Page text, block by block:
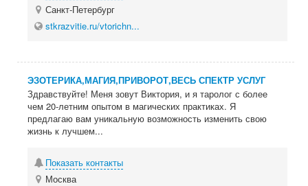
Санкт-Петербург
stkrazvitie.ru/vtorichn...
ЭЗОТЕРИКА,МАГИЯ,ПРИВОРОТ,ВЕСЬ СПЕКТР УСЛУГ
Здравствуйте! Меня зовут Виктория, и я таролог с более
чем 20-летним опытом в магических практиках. Я
предлагаю вам уникальную возможность изменить свою
жизнь к лучшем...
Показать контакты
Москва